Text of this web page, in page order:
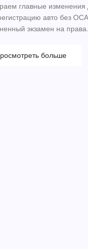
главные
авто без
экзамен на права.
больше